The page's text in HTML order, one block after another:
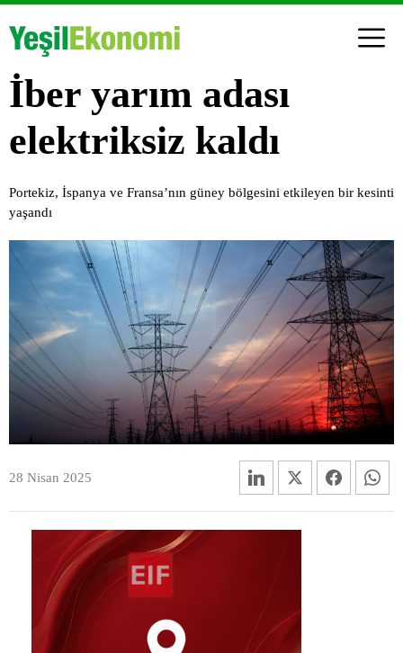
İber yarım adası
elektriksiz kaldı
Portekiz, İspanya ve Fransa’nın güney bölgesini etkileyen bir kesinti
yaşandı
28 Nisan 2025